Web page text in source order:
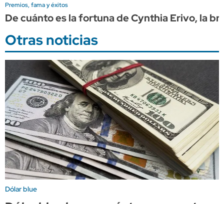
Premios, fama y éxitos
De cuánto es la fortuna de Cynthia Erivo, la
Otras noticias
Dólar blue